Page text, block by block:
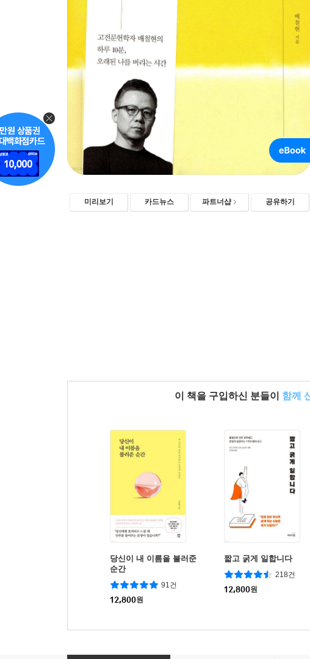
미리보기 카드뉴스 파트너샵 공유하기
이 책을 구입하신 분들이 함께
당신이 내 이름을 불러준
순간
91건
12,800원
짧고 굵게 일합니다
218건
12,800원